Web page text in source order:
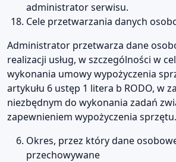
administrator serwisu.
Cele przetwarzania danych
Administrator przetwarza dane
realizacji usług, w szczególności w
wykonania umowy wypożyczenia
artykułu 6 ustęp 1 litera b RODO, w
niezbędnym do wykonania zadań
zapewnieniem wypożyczenia sprzętu.
Okres, przez który dane
przechowywane